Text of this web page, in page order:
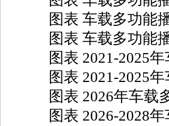
图表 车载多功能播
图表 车载多功能播
图表 2021-2025年
图表 2021-2025年
图表 2026年车载多
图表 2026-2028年